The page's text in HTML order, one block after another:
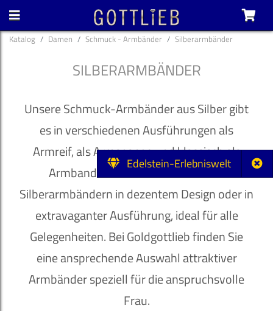
Edelstein-Erlebniswelt
Katalog Damen Schmuck - Armbänder Silberarmbänder
SILBERARMBÄNDER
Unsere Schmuck-Armbänder aus Silber gibt
es in verschiedenen Ausführungen als
Armreif, als Armspange und klassisch als
Armband. Wählen Sie aus unseren
Silberarmbändern in dezentem Design oder in
extravaganter Ausführung, ideal für alle
Gelegenheiten. Bei Goldgottlieb finden Sie
eine ansprechende Auswahl attraktiver
Armbänder speziell für die anspruchsvolle
Frau.